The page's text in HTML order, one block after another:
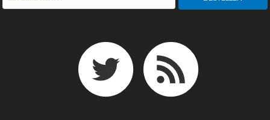
DAS POST-CORONA-
ÖKONOMENSZENE